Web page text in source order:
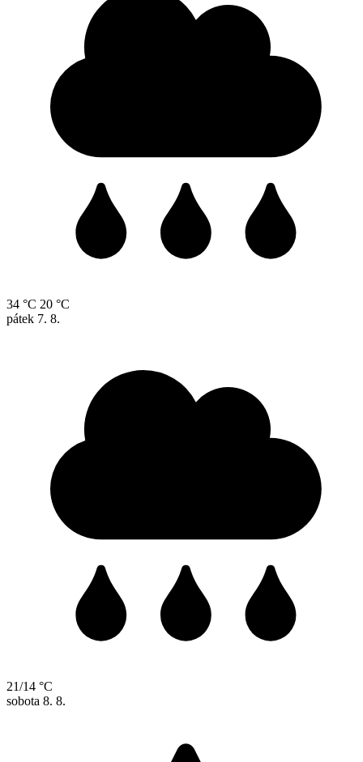
34 °C 20 °C
pátek 7. 8.
21/14 °C
sobota 8. 8.